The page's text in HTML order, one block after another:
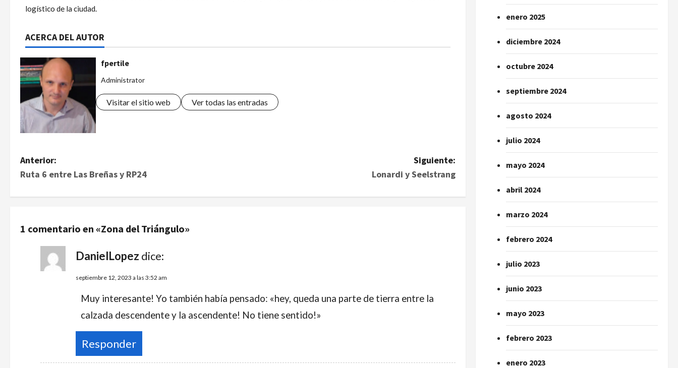
logístico de la ciudad.
ACERCA DEL AUTOR
fpertile
Administrator
Visitar el sitio web Ver todas las entradas
Anterior:
Ruta 6 entre Las Breñas y RP24
Siguiente:
Lonardi y Seelstrang
1 comentario en «Zona del Triángulo»
DanielLopez dice:
septiembre 12, 2023 a las 3:52 am
Muy interesante! Yo también había pensado: «hey, queda una parte de tierra entre la
calzada descendente y la ascendente! No tiene sentido!»
Responder
enero 2025
diciembre 2024
octubre 2024
septiembre 2024
agosto 2024
julio 2024
mayo 2024
abril 2024
marzo 2024
febrero 2024
julio 2023
junio 2023
mayo 2023
febrero 2023
enero 2023